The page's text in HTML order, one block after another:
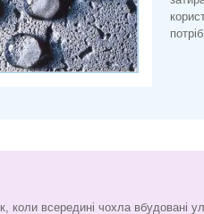
коли всередині чохла вбудовані